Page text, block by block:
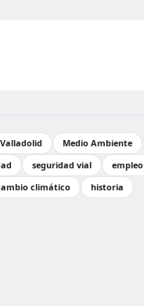
Valladolid Medio Ambiente
seguridad vial empleo
climático historia